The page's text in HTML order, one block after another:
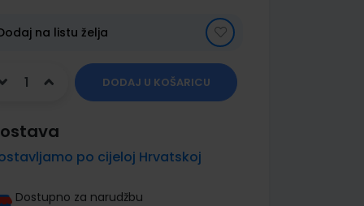
na listu želja
DODAJ U KOŠARICU
po cijeloj Hrvatskoj
Dostupno za narudžbu